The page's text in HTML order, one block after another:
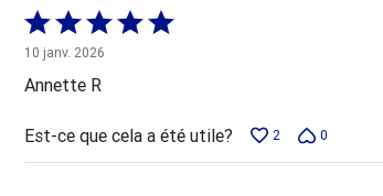
Coté
5 sur
5
10 janv. 2026
Annette R
Est-ce que cela a été utile? 2 0